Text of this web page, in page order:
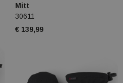
Mitt
30611
€ 139,99